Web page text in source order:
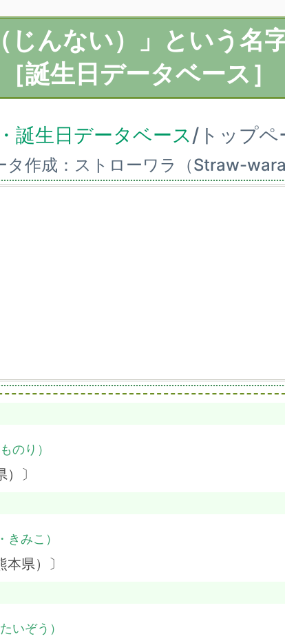
じんない）」という名
［誕生日データベース］
誕生日データベース/トップ
作成：ストローワラ（Straw-
のり）
〕
きみこ）
県）〕
いぞう）